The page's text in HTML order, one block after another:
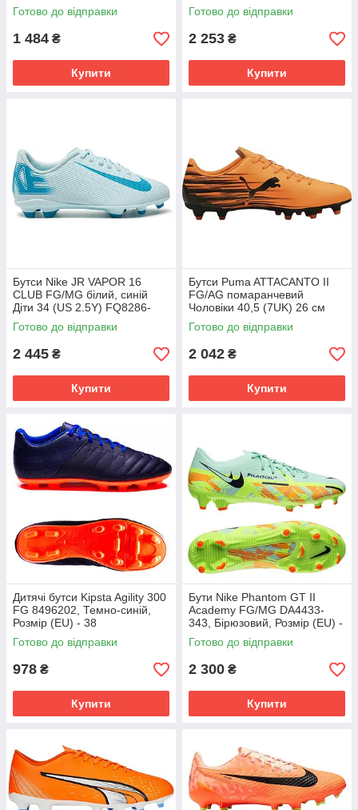
Готово до відправки
1 484 ₴
Купити
Готово до відправки
2 253 ₴
Купити
Бутси Nike JR VAPOR 16
CLUB FG/MG білий, синій
Діти 34 (US 2.5Y) FQ8286-
400
Готово до відправки
2 445 ₴
Купити
Бутси Puma ATTACANTO II
FG/AG помаранчевий
Чоловіки 40,5 (7UK) 26 см
108493-04
Готово до відправки
2 042 ₴
Купити
Дитячі бутси Kipsta Agility 300
FG 8496202, Темно-синій,
Розмір (EU) - 38
Готово до відправки
978 ₴
Купити
Бути Nike Phantom GT II
Academy FG/MG DA4433-
343, Бірюзовий, Розмір (EU) -
45.5
Готово до відправки
2 300 ₴
Купити